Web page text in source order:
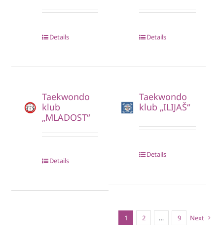
Details Details
Taekwondo
klub
„MLADOST“
Details
Taekwondo
klub „ILIJAŠ“
Details
1 2 … 9 Next